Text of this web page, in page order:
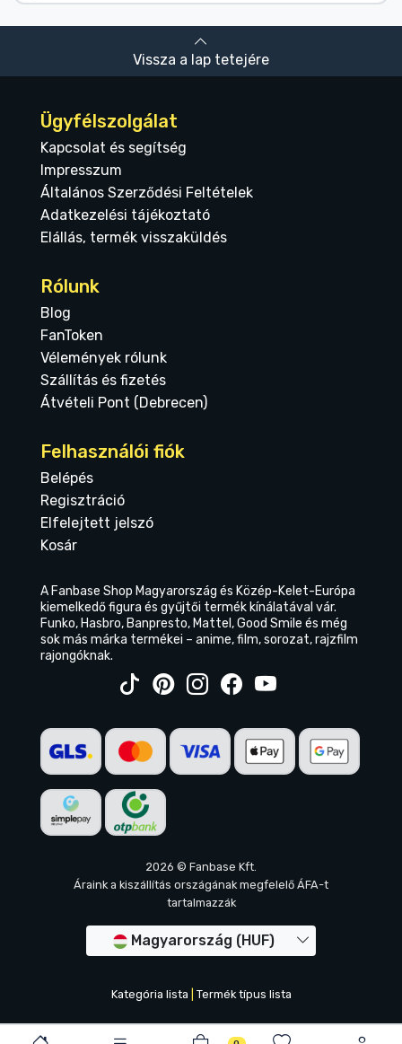
Vissza a lap tetejére
Ügyfélszolgálat
Kapcsolat és segítség
Impresszum
Általános Szerződési Feltételek
Adatkezelési tájékoztató
Elállás, termék visszaküldés
Rólunk
Blog
FanToken
Vélemények rólunk
Szállítás és fizetés
Átvételi Pont (Debrecen)
Felhasználói fiók
Belépés
Regisztráció
Elfelejtett jelszó
Kosár
A Fanbase Shop Magyarország és Közép-Kelet-Európa
kiemelkedő figura és gyűjtői termék kínálatával vár.
Funko, Hasbro, Banpresto, Mattel, Good Smile és még
sok más márka termékei – anime, film, sorozat, rajzfilm
rajongóknak.
2026 © Fanbase Kft.
Áraink a kiszállítás országának megfelelő ÁFA-t
tartalmazzák
Magyarország (HUF)
Kategória lista Termék típus lista